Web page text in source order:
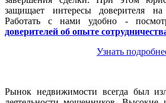
защищает интересы доверителя
Работать с нами удобно -
доверителей об опыте
Узнать
Рынок недвижимости всегда был